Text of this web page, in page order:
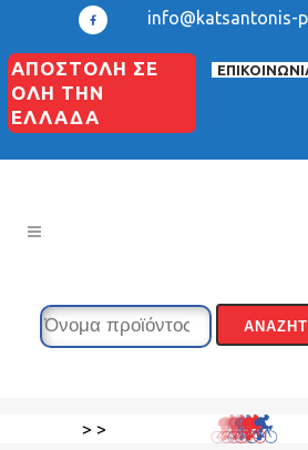
info@katsantonis-
ΑΠΟΣΤΟΛΗ ΣΕ
ΟΛΗ ΤΗΝ
ΕΛΛΑΔΑ
> >